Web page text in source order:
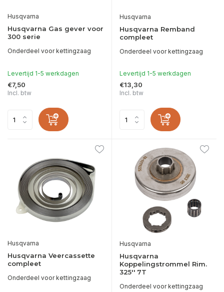
Husqvarna
Husqvarna Gas gever voor
300 serie
Onderdeel voor kettingzaag
Levertijd 1-5 werkdagen
€7,50
Incl. btw
Husqvarna
Husqvarna Remband
compleet
Onderdeel voor kettingzaag
Levertijd 1-5 werkdagen
€13,30
Incl. btw
Husqvarna
Husqvarna Veercassette
compleet
Onderdeel voor kettingzaag
Husqvarna
Husqvarna
Koppelingstrommel Rim.
325'' 7T
Onderdeel voor kettingzaag